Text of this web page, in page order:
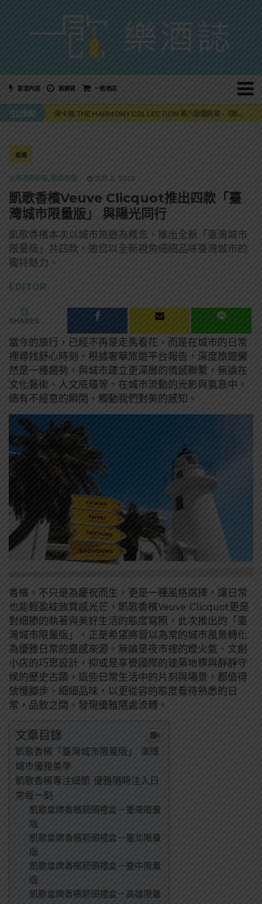
影音內容 新鮮貨 一飲商店
注目焦點
美國正式恢復蘇格蘭威士忌零關稅！烈酒產業再次迎來重磅利多
麥卡倫 THE HARMONY COLLECTION 第六版最終章 -《椰風煖韻》
角嗨尬炸物X爽快這一步，角瓶攜手頂呱呱 全新套餐限時登場
香檳
台灣酒圈新聞 , 精選酒聞 六月 2, 2025
凱歌香檳Veuve Clicquot推出四款「臺
灣城市限量版」 與陽光同行
凱歌香檳本次以城市旅遊為概念，推出全新「臺灣城市
限量版」共四款，邀您以全新視角細細品味臺灣城市的
獨特魅力。
EDITOR
0
SHARES
當今的旅行，已經不再是走馬看花，而是在城市的日常
裡尋找舒心時刻。根據奢華旅遊平台報告，深度旅遊儼
然是一種趨勢，與城市建立更深層的情感聯繫，無論在
文化藝術、人文底蘊等，在城市流動的光影與氣息中，
總有不經意的瞬間，觸動我們對美的感知。
香檳，不只是為慶祝而生，更是一種風格選擇，讓日常
也能輕盈綻放質感光芒，凱歌香檳Veuve Clicquot更是
對細節的執著與美好生活的態度寫照，此次推出的「臺
灣城市限量版」，正是希望將習以為常的城市風景轉化
為優雅日常的靈感來源。無論是夜市裡的煙火氣、文創
小店的巧思設計，抑或是享譽國際的建築地標與靜靜守
候的歷史古蹟，這些日常生活中的片刻與場景，都值得
放慢腳步、細細品味，以更從容的態度看待熟悉的日
常，品飲之間，發現優雅隨處流轉。
文章目錄
凱歌香檳「臺灣城市限量版」 演繹
城市優雅美學
凱歌香檳專注細節 優雅隨時注入日
常每一刻
凱歌皇牌香檳箭頭禮盒－臺灣限量
版
凱歌皇牌香檳箭頭禮盒－臺北限量
版
凱歌皇牌香檳箭頭禮盒－臺中限量
版
凱歌皇牌香檳箭頭禮盒－高雄限量